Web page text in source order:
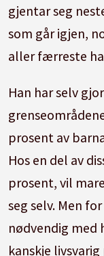
gjentar seg
som går igjen,
aller færreste
Han har selv
prosent av
Hos en del av
prosent, vil
seg selv. Men
nødvendig med
kanskje